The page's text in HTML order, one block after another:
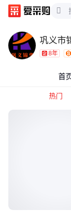
巩义市
8年
首
热门